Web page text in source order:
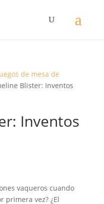
de mesa de
Blister: Inventos
Inventos
vaqueros cuando
primera vez? ¿El